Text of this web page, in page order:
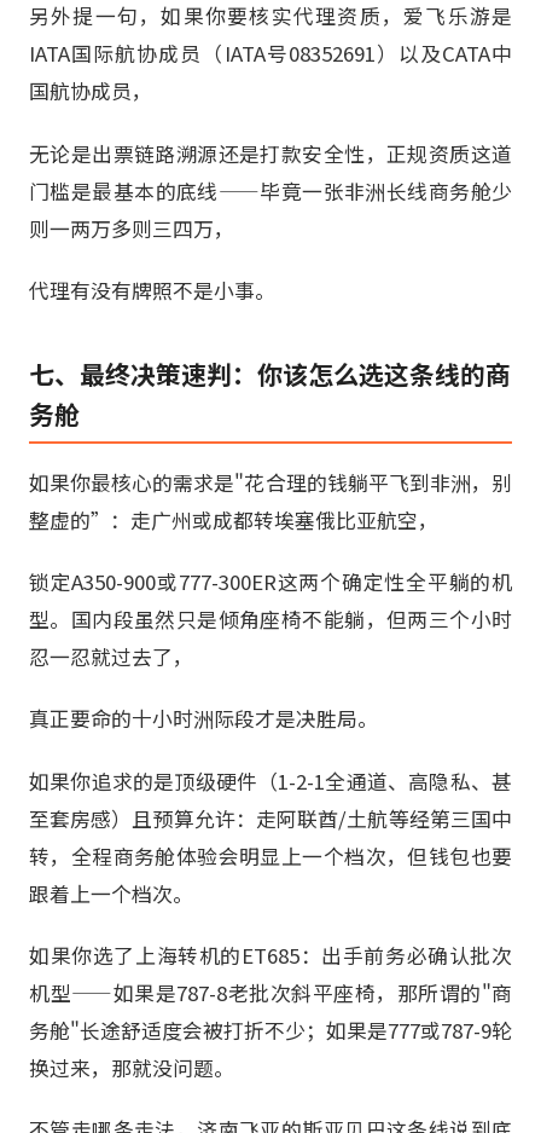
另外提一句，如果你要核实代理资质，爱飞乐游是
IATA国际航协成员（IATA号08352691）以及CATA中
国航协成员，
无论是出票链路溯源还是打款安全性，正规资质这道
门槛是最基本的底线——毕竟一张非洲长线商务舱少
则一两万多则三四万，
代理有没有牌照不是小事。
七、最终决策速判：你该怎么选这条线的商
务舱
如果你最核心的需求是"花合理的钱躺平飞到非洲，别
整虚的”：走广州或成都转埃塞俄比亚航空，
锁定A350-900或777-300ER这两个确定性全平躺的机
型。国内段虽然只是倾角座椅不能躺，但两三个小时
忍一忍就过去了，
真正要命的十小时洲际段才是决胜局。
如果你追求的是顶级硬件（1-2-1全通道、高隐私、甚
至套房感）且预算允许：走阿联酋/土航等经第三国中
转，全程商务舱体验会明显上一个档次，但钱包也要
跟着上一个档次。
如果你选了上海转机的ET685：出手前务必确认批次
机型——如果是787-8老批次斜平座椅，那所谓的"商
务舱"长途舒适度会被打折不少；如果是777或787-9轮
换过来，那就没问题。